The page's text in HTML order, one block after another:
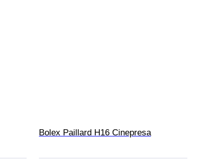
Bolex Paillard H16 Cinepresa